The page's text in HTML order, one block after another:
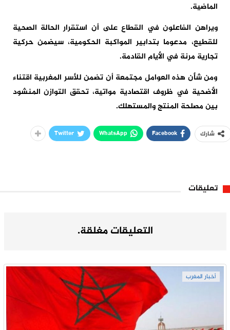
الماضية.
ويراهن الفاعلون في القطاع على أن استقرار الحالة الصحية
للقطيع، مدعوما بتدابير المواكبة الحكومية، سيضمن حركية
تجارية مرنة في الأيام القادمة.
ومن شأن هذه العوامل مجتمعة أن تضمن للأسر المغربية اقتناء
الأضحية في ظروف اقتصادية مواتية، تحقق التوازن المنشود
بين مصلحة المنتج والمستهلك.
شارك Facebook
WhatsApp
Twitter
تعليقات
التعليقات مغلقة.
أخبار المغرب